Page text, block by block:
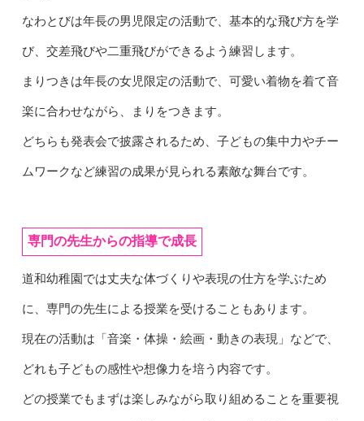
なわとびは年長の男児限定の活動で、基本的な飛び方を学
び、交差飛びや二重飛びができるよう練習します。
まりつきは年長の女児限定の活動で、可愛い着物を着て音
楽に合わせながら、まりをつきます。
どちらも発表会で披露されるため、子どもの集中力やチー
ムワークなど練習の成果が見られる素敵な舞台です。
専門の先生からの指導で成長
道和幼稚園では丈夫な体づくりや表現の仕方を学ぶため
に、専門の先生による授業を受けることもあります。
現在の活動は「音楽・体操・絵画・動きの表現」などで、
どれも子どもの感性や想像力を培う内容です。
どの授業でもまずは楽しみながら取り組めることを重要視